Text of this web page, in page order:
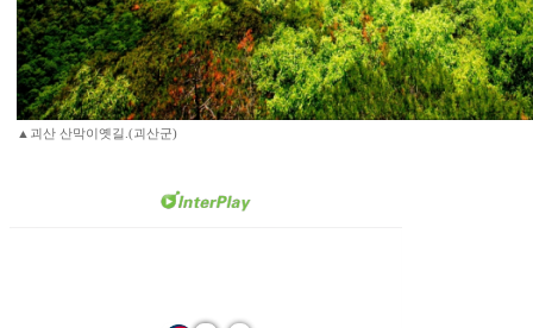
▲괴산 산막이옛길.(괴산군)